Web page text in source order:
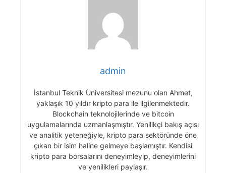
admin
İstanbul Teknik Üniversitesi mezunu olan Ahmet,
yaklaşık 10 yıldır kripto para ile ilgilenmektedir.
Blockchain teknolojilerinde ve bitcoin
uygulamalarında uzmanlaşmıştır. Yenilikçi bakış açısı
ve analitik yeteneğiyle, kripto para sektöründe öne
çıkan bir isim haline gelmeye başlamıştır. Kendisi
kripto para borsalarını deneyimleyip, deneyimlerini
ve yenilikleri paylaşır.